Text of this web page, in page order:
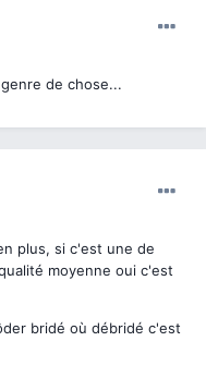
de chose...
plus, si c'est une de
moyenne oui c'est
bridé où débridé c'est